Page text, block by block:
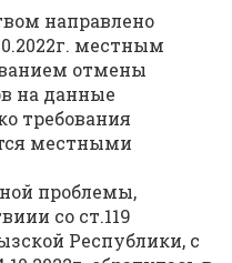
направлено
местным
отмены
на данные
требования
местными
проблемы,
со ст.119
Республики, с